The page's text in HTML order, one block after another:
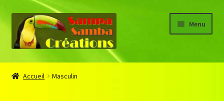
Aller
la
Aller
au
contenu
Menu
Accueil
Accueil Masculin